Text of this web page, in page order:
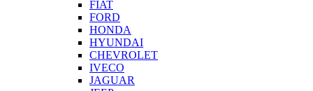
FIAT
FORD
HONDA
HYUNDAI
CHEVROLET
IVECO
JAGUAR